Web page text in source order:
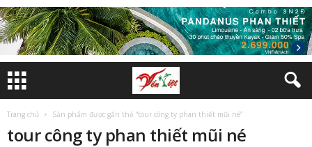
Trang chủ Sản phẩm được gắn thẻ “tour công ty phan thiết mũi né”
tour công ty phan thiết mũi né